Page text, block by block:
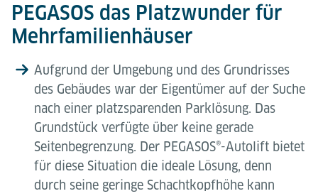
PEGASOS das Platzwunder für
Mehrfamilienhäuser
Aufgrund der Umgebung und des Grundrisses
des Gebäudes war der Eigentümer auf der Suche
nach einer platzsparenden Parklösung. Das
Grundstück verfügte über keine gerade
Seitenbegrenzung. Der PEGASOS®-Autolift bietet
für diese Situation die ideale Lösung, denn
durch seine geringe Schachtkopfhöhe kann